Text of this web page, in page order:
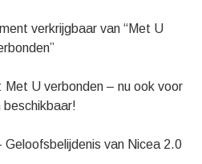
verkrijgbaar van “Met U
Met U verbonden – nu ook voor
beschikbaar!
Geloofsbelijdenis van Nicea 2.0